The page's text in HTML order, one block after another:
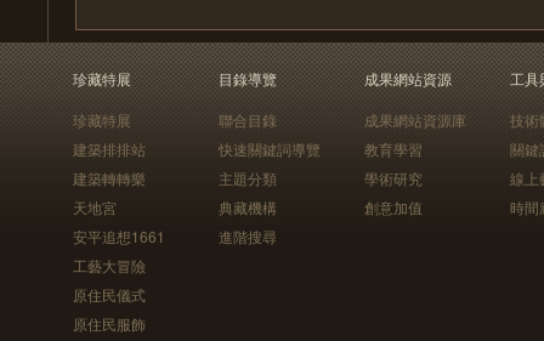
珍藏特展
珍藏特展
建築排排站
建築轉轉樂
天地宮
安平追想1661
工藝大冒險
原住民儀式
原住民服飾
目錄導覽
聯合目錄
快速關鍵詞導覽
主題分類
典藏機構
進階搜尋
成果網站資源
成果網站資源庫
教育學習
學術研究
創意加值
工具
技術
關鍵
線上
時間